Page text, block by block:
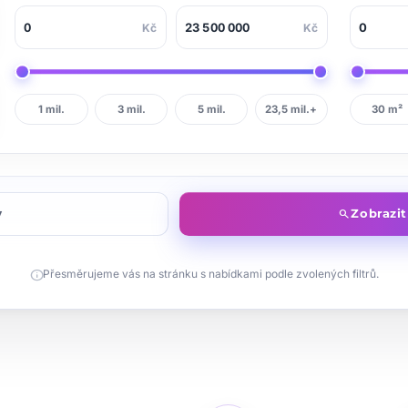
Kč Kč
1 mil. 3 mil. 5 mil. 23,5 mil.+ 30 m²
search
infoPřesměrujeme vás na stránku s nabídkami podle zvolených filtrů.